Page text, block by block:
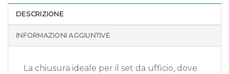
DESCRIZIONE
INFORMAZIONI AGGIUNTIVE
La chiusura ideale per il set da ufficio, dove